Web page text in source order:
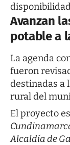
Avanzan
potable a
La agenda
fueron
destinadas a
rural del
El proyecto
Alcaldía de